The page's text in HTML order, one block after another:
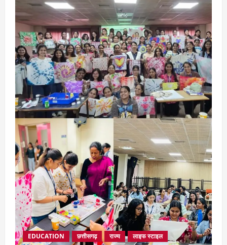
EDUCATION छत्तीसगढ़ राज्य लाइफ स्टाइल